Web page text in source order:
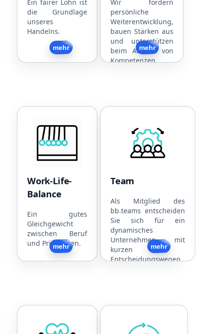
Ein fairer Lohn ist
die Grundlage
unseres
Handelns.
mehr
Dienstfahrzeug
Kostenlose Snacks
und Getränke
Zurück
Wir fördern
persönliche
Weiterentwicklung,
bauen Stärken aus
und unterstützen
beim Ausbau von
Kompetenzen.
mehr
Interne und externe
Schulungen
Strukturierte
Arbeitsabläufe
Flache Hierarchien
Zurück
Work-Life-
Balance
Ein gutes
Gleichgewicht
zwischen Beruf
und Privatleben.
mehr
Arbeitszeiten
30 Tage Urlaub
Familienfreundlich
Hund im Büro
Zurück
Team
Als Mitglied des
bb.teams entscheiden
Sie sich für ein
dynamisches
Unternehmen mit
kurzen
Entscheidungswegen
mehr
Sport
Gemeinsames
Regelmäßige
Flache
Hierarchien
Zurück